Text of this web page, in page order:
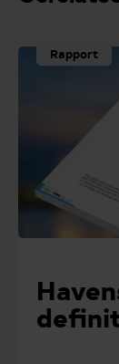
Rapport